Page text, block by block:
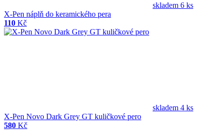
skladem 6 ks
X-Pen náplň do keramického pera
110 Kč
skladem 4 ks
X-Pen Novo Dark Grey GT kuličkové pero
580 Kč